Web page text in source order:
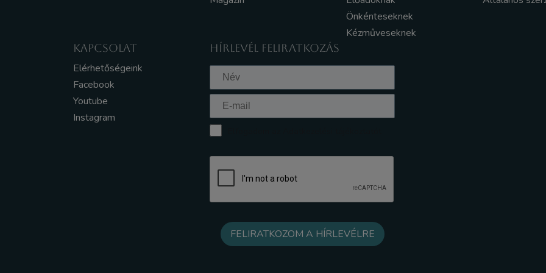
Önkénteseknek
Kézműveseknek
KAPCSOLAT
Elérhetőségeink
Facebook
Youtube
Instagram
HÍRLEVÉL FELIRATKOZÁS